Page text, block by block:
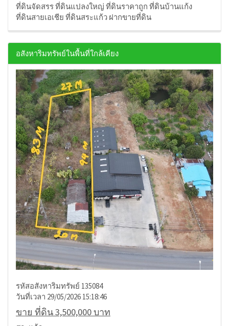
ที่ดินจัดสรร ที่ดินแปลงใหญ่ ที่ดินราคาถูก ที่ดินบ้านแก้ง
ที่ดินสายเอเชีย ที่ดินสระแก้ว ฝากขายที่ดิน
อสังหาริมทรัพย์ในพื้นที่ใกล้เคียง
รหัสอสังหาริมทรัพย์ 135084
วันที่เวลา 29/05/2026 15:18:46
ขาย ที่ดิน 3,500,000 บาท